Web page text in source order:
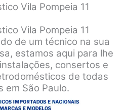
Vila Pompeia 11
Vila Pompeia 11
de um técnico na sua
estamos aqui para lhe
consertos e
de todas
em São Paulo.